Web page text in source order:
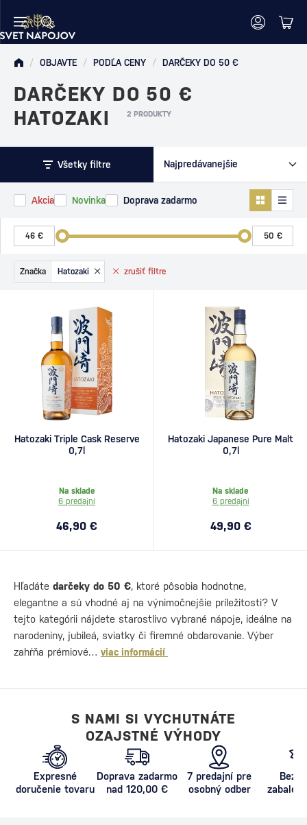
/ OBJAVTE / PODĽA CENY / DARČEKY DO 50 €
DARČEKY DO 50 €
HATOZAKI
2 PRODUKTY
Všetky filtre
Akcia Novinka Doprava zadarmo
zrušiť filtre
Značka Hatozaki
Hatozaki Triple Cask Reserve
0,7l
Na sklade
6 predajní
46,90 €
Hatozaki Japanese Pure Malt
0,7l
Na sklade
6 predajní
49,90 €
Hľadáte darčeky do 50 €, ktoré pôsobia hodnotne,
elegantne a sú vhodné aj na výnimočnejšie príležitosti? V
tejto kategórii nájdete starostlivo vybrané nápoje, ideálne na
narodeniny, jubileá, sviatky či firemné obdarovanie. Výber
zahŕňa prémiové… viac informácií
S NAMI SI VYCHUTNÁTE
OZAJSTNÉ VÝHODY
Expresné
doručenie tovaru
Doprava zadarmo
nad 120,00 €
7 predajní pre
osobný odber